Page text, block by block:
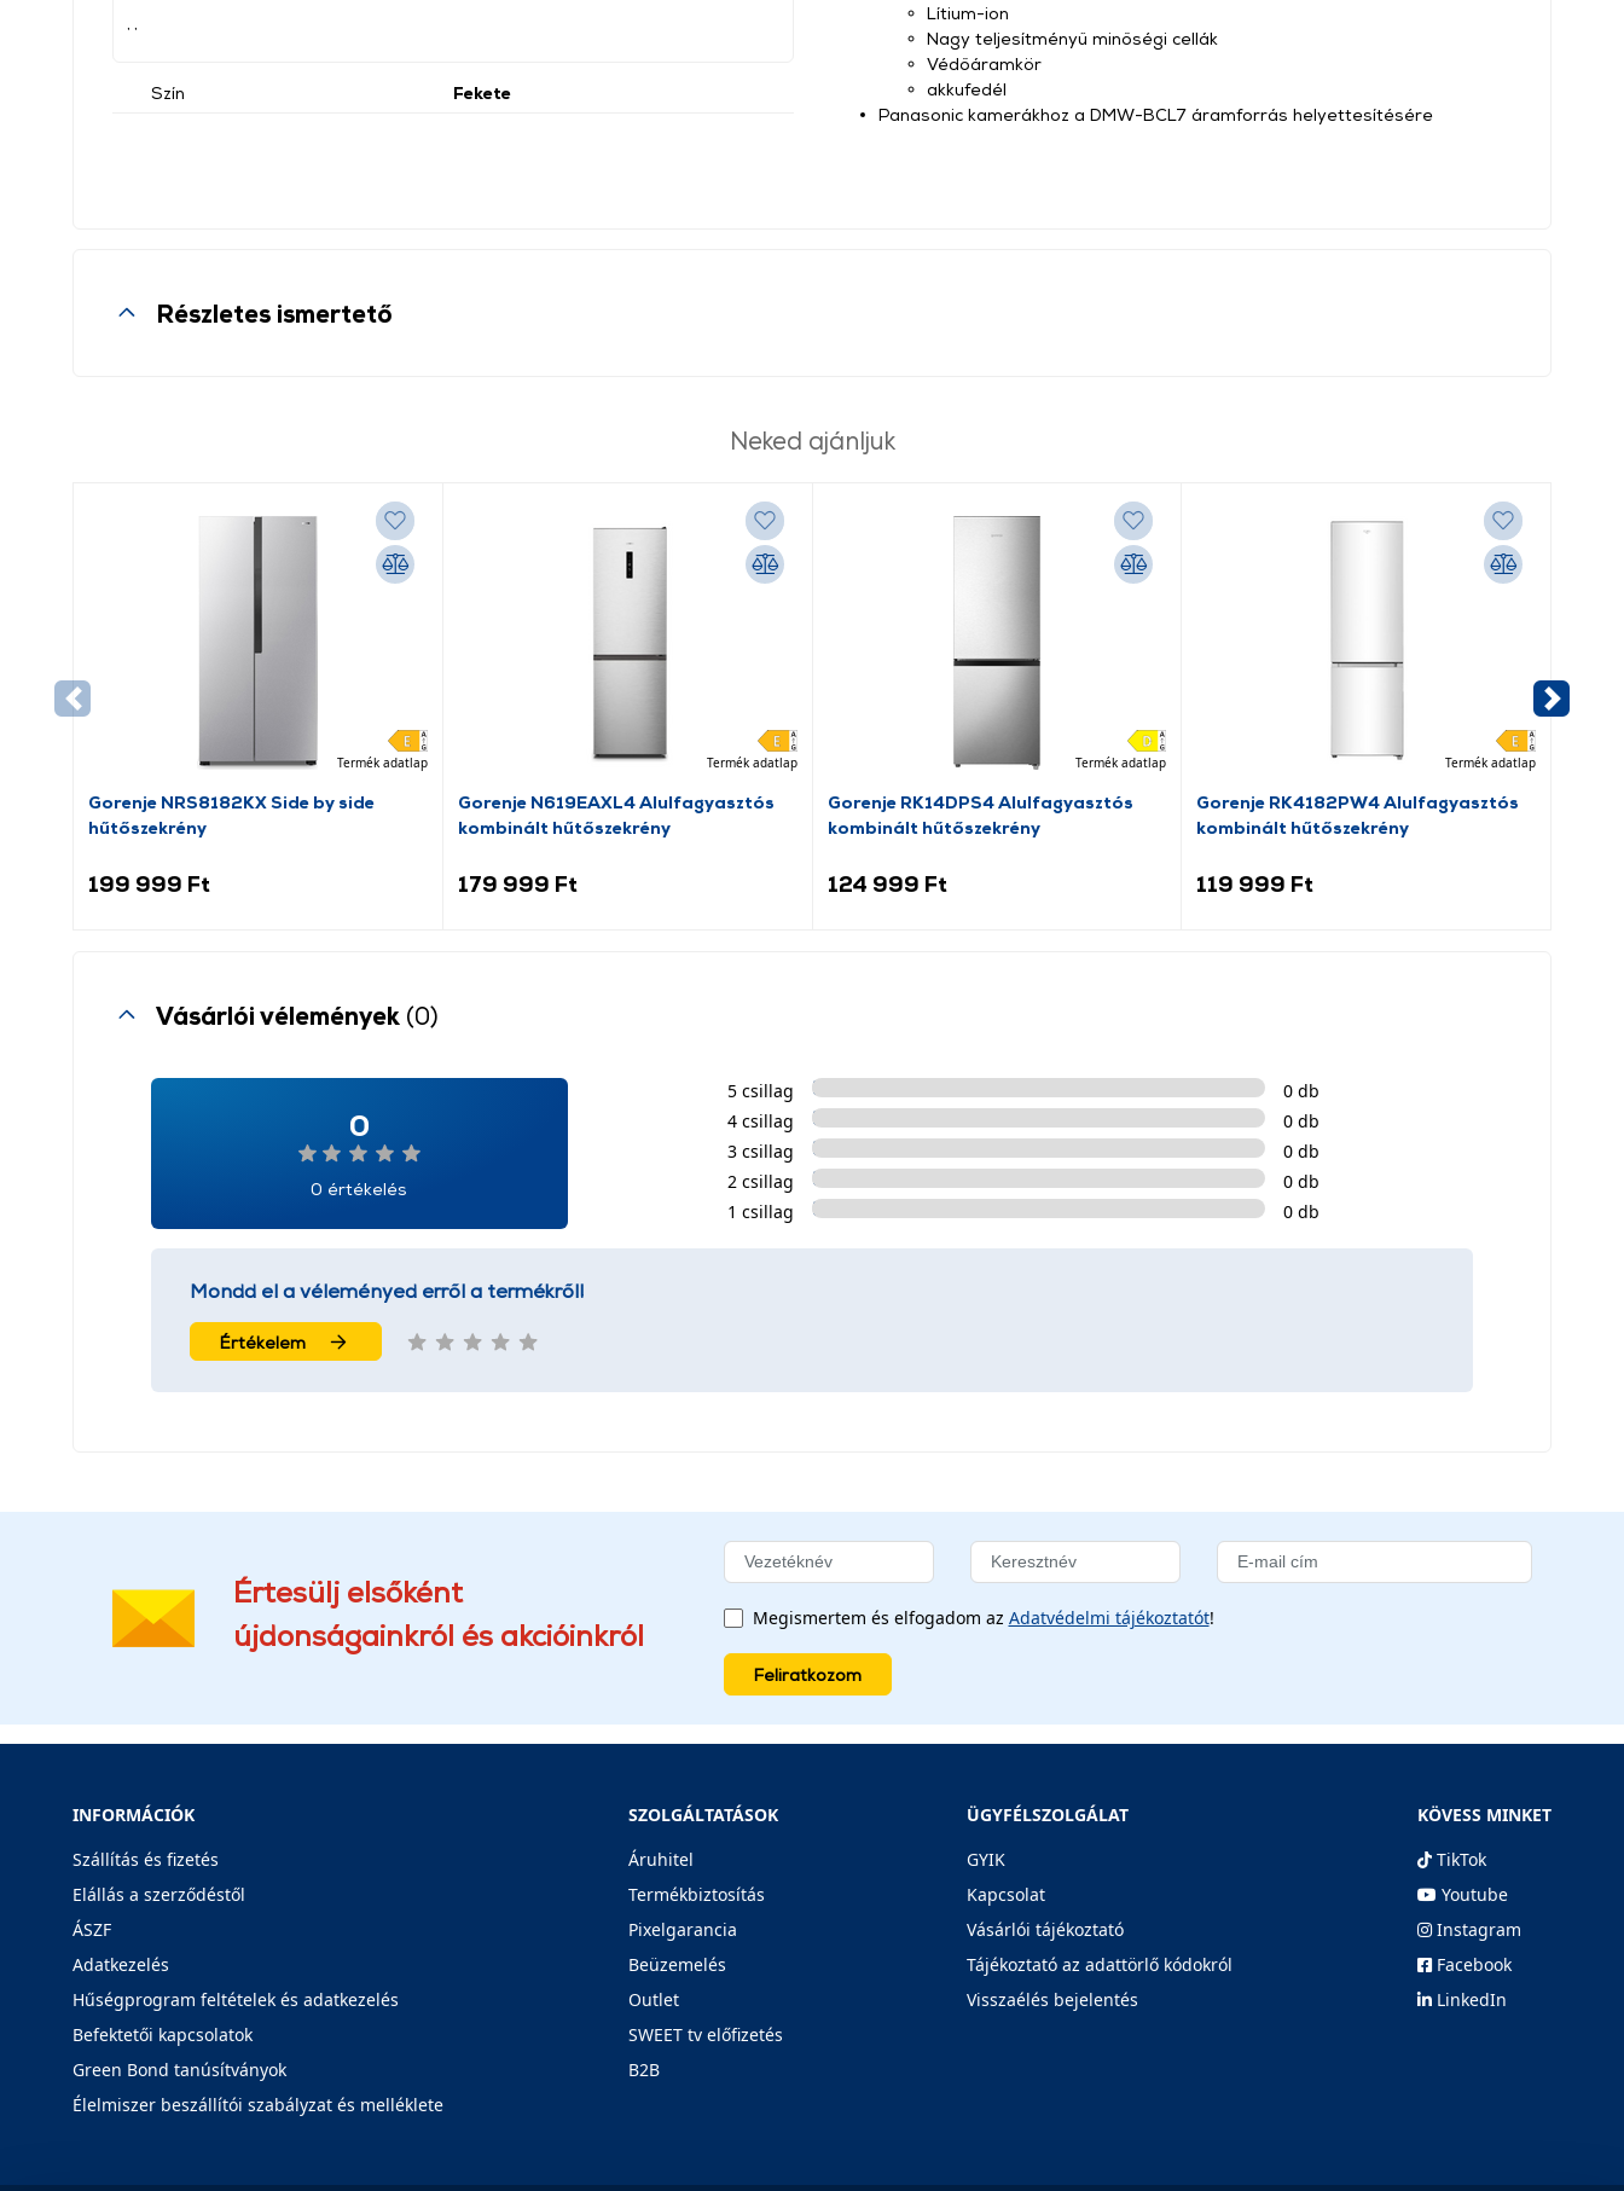
Szín Fekete
Lítium-ion
Nagy teljesítményű minőségi cellák
Védőáramkör
akkufedél
Panasonic kamerákhoz a DMW-BCL7 áramforrás helyettesítésére
Részletes ismertető
Neked ajánljuk
Termék adatlap
Gorenje NRS8182KX Side by side
hűtőszekrény
199 999 Ft
Termék adatlap
Gorenje N619EAXL4 Alulfagyasztós
kombinált hűtőszekrény
179 999 Ft
Termék adatlap
Gorenje RK14DPS4 Alulfagyasztós
kombinált hűtőszekrény
124 999 Ft
Termék adatlap
Gorenje RK4182PW4 Alulfagyasztós
kombinált hűtőszekrény
119 999 Ft
Vásárlói vélemények (0)
0
0 értékelés
5 csillag
0 db
4 csillag
0 db
3 csillag
0 db
2 csillag
0 db
1 csillag
0 db
Mondd el a véleményed erről a termékről!
Értékelem
Értesülj elsőként
újdonságainkról és akcióinkról
Megismertem és elfogadom az Adatvédelmi tájékoztatót!
Feliratkozom
INFORMÁCIÓK
Szállítás és fizetés
Elállás a szerződéstől
ÁSZF
Adatkezelés
Hűségprogram feltételek és adatkezelés
Befektetői kapcsolatok
Green Bond tanúsítványok
Élelmiszer beszállítói szabályzat és melléklete
SZOLGÁLTATÁSOK
Áruhitel
Termékbiztosítás
Pixelgarancia
Beüzemelés
Outlet
SWEET tv előfizetés
B2B
ÜGYFÉLSZOLGÁLAT
GYIK
Kapcsolat
Vásárlói tájékoztató
Tájékoztató az adattörlő kódokról
Visszaélés bejelentés
KÖVESS MINKET
TikTok
Youtube
Instagram
Facebook
LinkedIn